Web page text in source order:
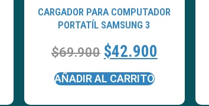
CARGADOR PARA COMPUTADOR
PORTATÍL SAMSUNG 3
$69.900 $42.900
AÑADIR AL CARRITO